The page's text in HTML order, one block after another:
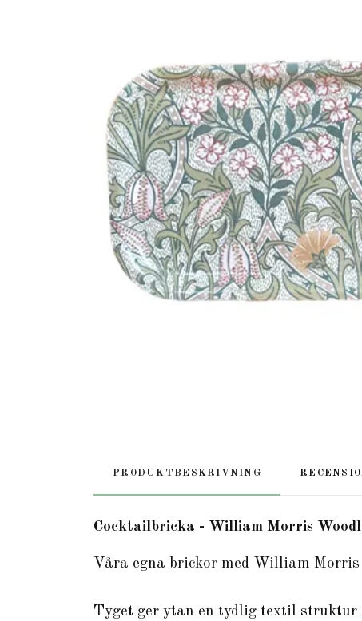
PRODUKTBESKRIVNING
Cocktailbricka - William Morris
Våra egna brickor med William Morris
Tyget ger ytan en tydlig textil struktur